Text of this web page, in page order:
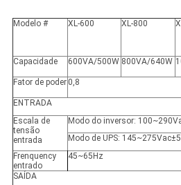
Modelo # XL-600 XL-800
Capacidade 600VA/500W 800VA/640W
Fator de poder 0,8
ENTRADA
Escala de
tensão
entrada
Modo do inversor:
Modo de UPS:
Frenquency
entrado
45~65Hz
SAÍDA